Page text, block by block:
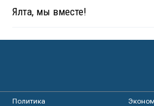
Ялта, мы вместе!
Политика